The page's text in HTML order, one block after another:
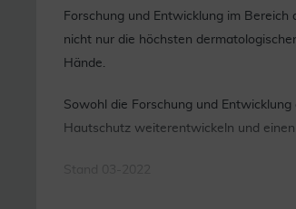
Forschung und Entwicklung im
nicht nur die höchsten
Hände.
Sowohl die Forschung und
Hautschutz weiterentwickeln und